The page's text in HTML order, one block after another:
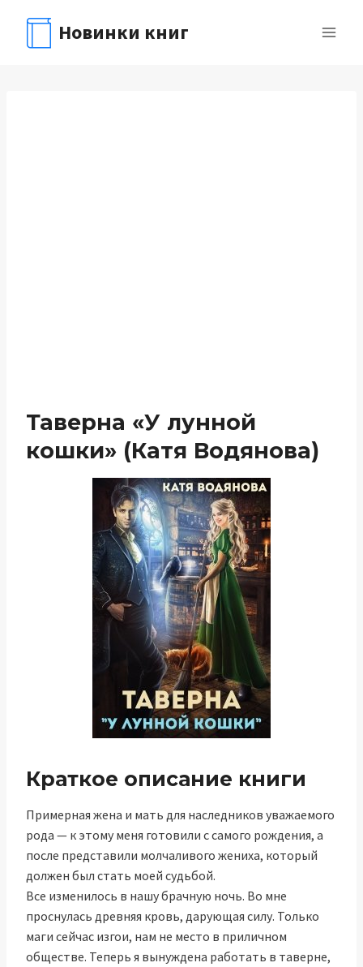
содержимому
Новинки книг
Таверна «У лунной
кошки» (Катя Водянова)
Краткое описание книги
Примерная жена и мать для наследников уважаемого
рода — к этому меня готовили с самого рождения, а
после представили молчаливого жениха, который
должен был стать моей судьбой.
Все изменилось в нашу брачную ночь. Во мне
проснулась древняя кровь, дарующая силу. Только
маги сейчас изгои, нам не место в приличном
обществе. Теперь я вынуждена работать в таверне,